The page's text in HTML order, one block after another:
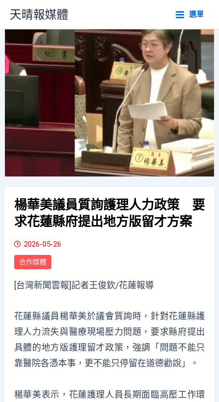
主
要
內
天晴報媒體 選單
楊華美議員質詢護理人力政策 要
求花蓮縣府提出地方版留才方案
2026-05-26
合作媒體
[台灣新聞雲報]記者王俊欽/花蓮報導
花蓮縣議員楊華美於議會質詢時，針對花蓮縣護
理人力流失與醫療現場壓力問題，要求縣府提出
具體的地方版護理留才政策，強調「問題不能只
靠醫院各憑本事，更不能只停留在道德勸說」。
楊華美表示，花蓮護理人員長期面臨高壓工作環